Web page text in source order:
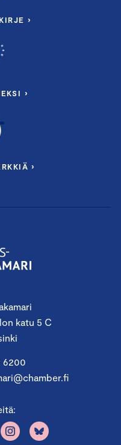
katu 5 C
6200
›
›
›